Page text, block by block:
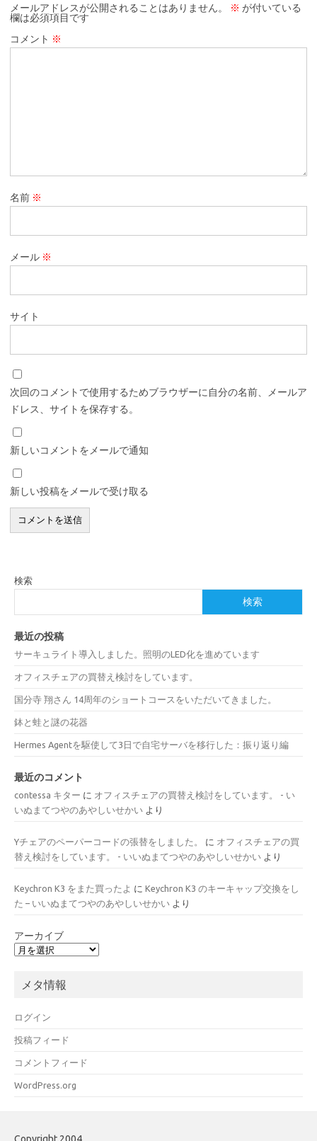
メールアドレスが公開されることはありません。 ※ が付いている
欄は必須項目です
コメント ※
名前 ※
メール ※
サイト
次回のコメントで使用するためブラウザーに自分の名前、メールア
ドレス、サイトを保存する。
新しいコメントをメールで通知
新しい投稿をメールで受け取る
検索
検索
最近の投稿
サーキュライト導入しました。照明のLED化を進めています
オフィスチェアの買替え検討をしています。
国分寺 翔さん 14周年のショートコースをいただいてきました。
鉢と蛙と謎の花器
Hermes Agentを駆使して3日で自宅サーバを移行した：振り返り編
最近のコメント
contessa キター に オフィスチェアの買替え検討をしています。 - い
いぬまてつやのあやしいせかい より
Yチェアのペーパーコードの張替をしました。 に オフィスチェアの買
替え検討をしています。 - いいぬまてつやのあやしいせかい より
Keychron K3 をまた買ったよ に Keychron K3 のキーキャップ交換をし
た – いいぬまてつやのあやしいせかい より
アーカイブ
メタ情報
ログイン
投稿フィード
コメントフィード
WordPress.org